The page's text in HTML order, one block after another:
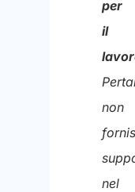
per
il
non
nel